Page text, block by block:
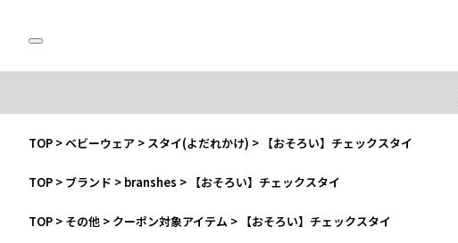
TOP >ベビーウェア > スタイ(よだれかけ) > 【おそろい】チェックスタイ
TOP > ブランド > branshes > 【おそろい】チェックスタイ
TOP > その他 > クーポン対象アイテム > 【おそろい】チェックスタイ